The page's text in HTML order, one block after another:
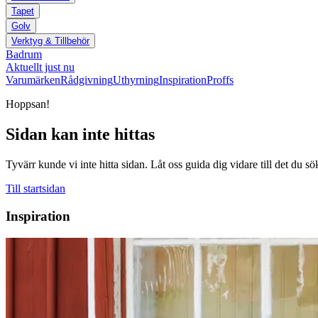
Tapet
Golv
Verktyg & Tillbehör
Badrum
Aktuellt just nu
VarumärkenRådgivningUthyrningInspirationProffs
Hoppsan!
Sidan kan inte hittas
Tyvärr kunde vi inte hitta sidan. Låt oss guida dig vidare till det du
Till startsidan
Inspiration